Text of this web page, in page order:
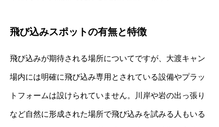
飛び込みスポットの有無と特徴
飛び込みが期待される場所についてですが、大渡キャン
場内には明確に飛び込み専用とされている設備やプラッ
トフォームは設けられていません。川岸や岩の出っ張り
など自然に形成された場所で飛び込みを試みる人もいる